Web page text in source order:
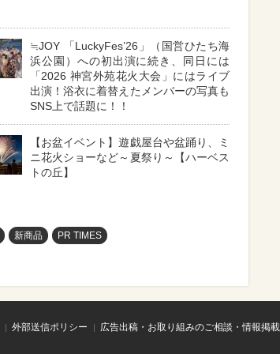
≒JOY 「LuckyFes’26」（国営ひたち海
浜公園）への初出演に続き、同日には
「2026 神宮外苑花火大会」にはライブ
出演！浴衣に着替えたメンバーの写真も
SNS上で話題に！！
【お盆イベント】遊戯屋台や盆踊り、ミ
ニ花火ショーなど～夏祭り～【ハーベス
トの丘】
新商品 PR TIMES
外部送信ポリシー
広告出稿・お取り組みのご相談・情報掲